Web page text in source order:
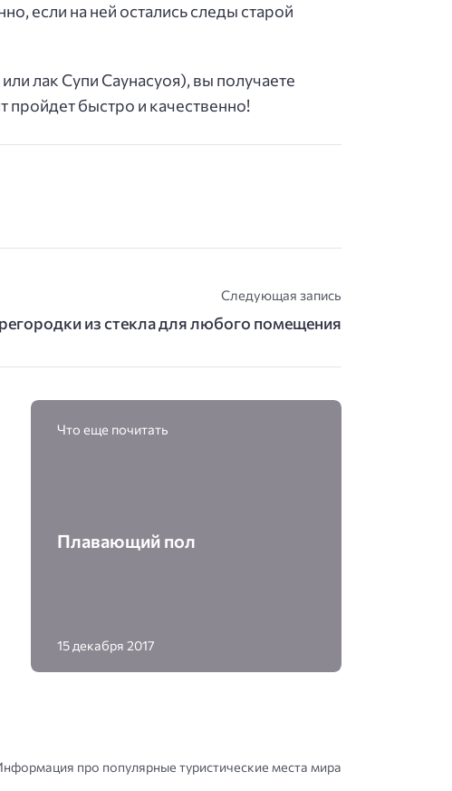
если на ней остались следы старой
лак Супи Саунасуоя), вы получаете
быстро и качественно!
Следующая запись
из стекла для любого помещения
Что еще почитать
Плавающий пол
15 декабря 2017
про популярные туристические места мира